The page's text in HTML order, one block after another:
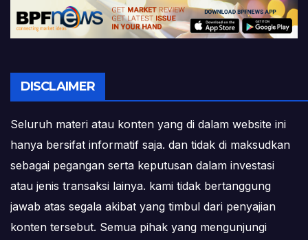
DISCLAIMER
Seluruh materi atau konten yang di dalam website ini
hanya bersifat informatif saja. dan tidak di maksudkan
sebagai pegangan serta keputusan dalam investasi
atau jenis transaksi lainya. kami tidak bertanggung
jawab atas segala akibat yang timbul dari penyajian
konten tersebut. Semua pihak yang mengunjungi